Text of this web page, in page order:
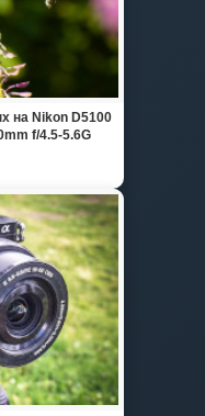
на Nikon D5100
f/4.5-5.6G